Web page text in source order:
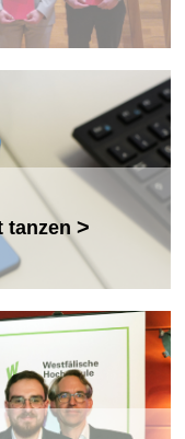
tanzen >